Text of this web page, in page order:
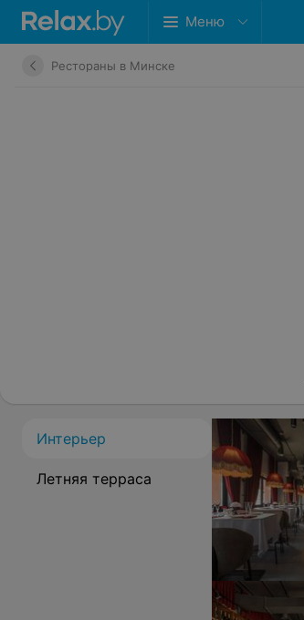
Меню
Рестораны в Минске
Интерьер
Летняя терраса